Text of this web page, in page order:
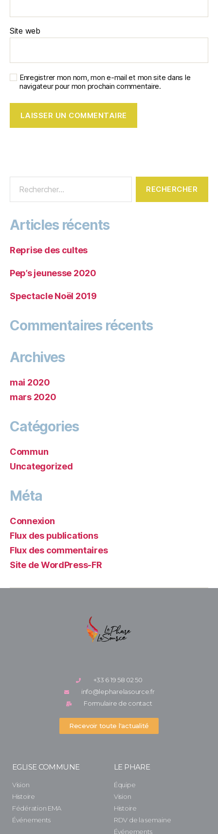
Site web
Enregistrer mon nom, mon e-mail et mon site dans le
navigateur pour mon prochain commentaire.
Articles récents
Reprise des cultes
Pep’s jeunesse 2020
Spectacle Noël 2019
Commentaires récents
Archives
mai 2020
mars 2020
Catégories
Commun
Uncategorized
Méta
Connexion
Flux des publications
Flux des commentaires
Site de WordPress-FR
+33 6 19 58 02 50
info@lepharelasource.fr
Formulaire de contact
Recevoir toute l'actualité
EGLISE COMMUNE
Vision
Histoire
Fédération EMA
Événements
LE PHARE
Équipe
Vision
Histoire
RDV de la semaine
Événements